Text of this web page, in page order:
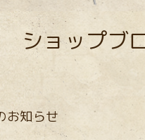
ショップブ
お知らせ